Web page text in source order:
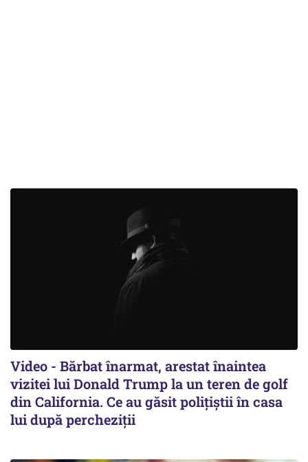
Video - Bărbat înarmat, arestat înaintea
vizitei lui Donald Trump la un teren de golf
din California. Ce au găsit polițiștii în casa
lui după percheziții